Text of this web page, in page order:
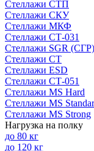
Стеллажи СТП
Стеллажи СКУ
Стеллажи МКФ
Стеллажи СТ-031
Стеллажи SGR (СГР)
Стеллажи СТ
Стеллажи ESD
Стеллажи СТ-051
Стеллажи MS Hard
Стеллажи MS
Стеллажи MS Strong
Нагрузка на полку
до 80 кг
до 120 кг